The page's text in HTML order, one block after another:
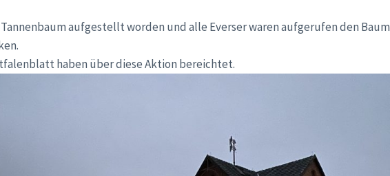
aufgestellt worden und alle Everser waren aufgerufen den Baum
haben über diese Aktion bereichtet.